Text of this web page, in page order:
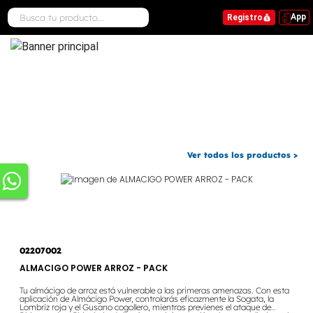
Registro App
Ver todos los productos >
02207002
ALMACIGO POWER ARROZ - PACK
Tu almácigo de arroz está vulnerable a las primeras amenazas. Con esta
aplicación de Almácigo Power, controlarás eficazmente la Sogata, la
Lombriz roja y el Gusano cogollero, mientras previenes el ataque de